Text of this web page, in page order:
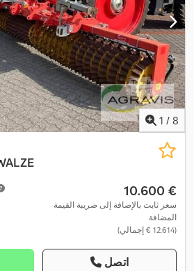
1 / 8
‏10.600 €
سعر ثابت بالإضافة إلى ضريبة القيمة
المضافة
(‏12.614 € إجمالي)
اتصل